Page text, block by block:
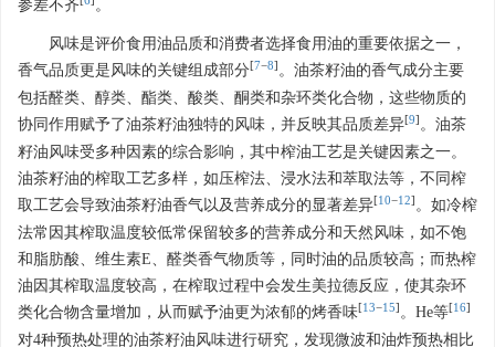
参差不齐
。
风味是评价食用油品质和消费者选择食用油的重要依据之一，
香气品质更是风味的关键组成部分[7−8] 。油茶籽油的香气成分主要
包括醛类、醇类、酯类、酸类、酮类和杂环类化合物，这些物质的
协同作用赋予了油茶籽油独特的风味，并反映其品质差异[9] 。油茶
籽油风味受多种因素的综合影响，其中榨油工艺是关键因素之一。
油茶籽油的榨取工艺多样，如压榨法、浸水法和萃取法等，不同榨
取工艺会导致油茶籽油香气以及营养成分的显著差异[10−12] 。如冷榨
法常因其榨取温度较低常保留较多的营养成分和天然风味，如不饱
和脂肪酸、维生素E、醛类香气物质等，同时油的品质较高；而热榨
油因其榨取温度较高，在榨取过程中会发生美拉德反应，使其杂环
类化合物含量增加，从而赋予油更为浓郁的烤香味[13−15] 。He等[16]
对4种预热处理的油茶籽油风味进行研究，发现微波和油炸预热相比